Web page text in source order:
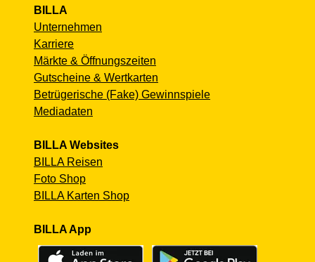
BILLA
Unternehmen
Karriere
Märkte & Öffnungszeiten
Gutscheine & Wertkarten
Betrügerische (Fake) Gewinnspiele
Mediadaten
BILLA Websites
BILLA Reisen
Foto Shop
BILLA Karten Shop
BILLA App